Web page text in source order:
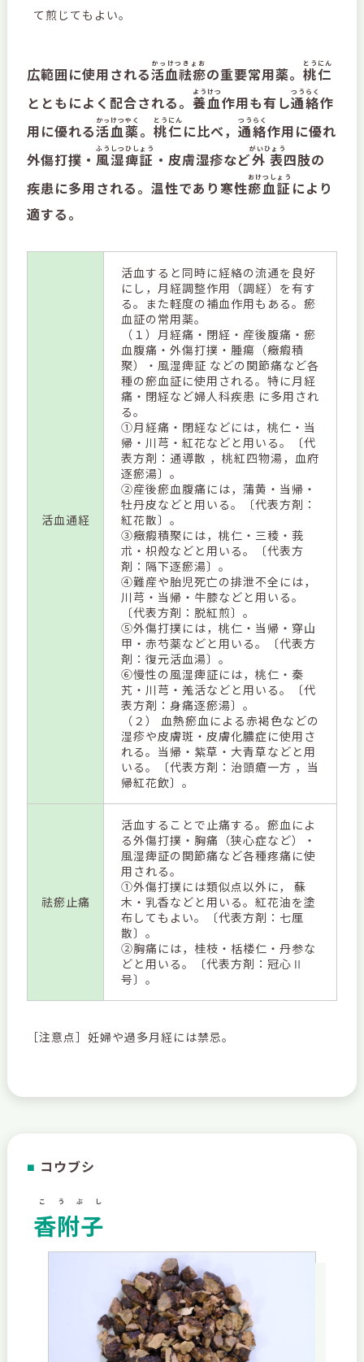
て煎じてもよい。
広範囲に使用される活血祛瘀
かっけつきょお
の重要常用薬。 桃仁
とうにん
とともによく配合される。 養血
ようけつ
作用も有し通絡
つうらく
作
用に優れる活血薬
かっけつやく
。 桃仁
とうにん
に比べ， 通絡
つうらく
作用に優れ
外傷打撲・ 風湿痺証
ふうしつひしょう
・皮膚湿疹など外表
がいひょう
四肢の
疾患に多用される。温性であり寒性瘀血証
おけつしょう
により
適する。
活血通経
活血すると同時に経絡の流通を良好
にし，月経調整作用（調経）を有す
る。また軽度の補血作用もある。瘀
血証の常用薬。
（１）月経痛・閉経・産後腹痛・瘀
血腹痛・外傷打撲・腫瘍（癥瘕積
聚）・風湿痺証 などの関節痛など各
種の瘀血証に使用される。特に月経
痛・閉経など婦人科疾患 に多用され
る。
①月経痛・閉経などには，桃仁・当
帰・川芎・紅花などと用いる。〔代
表方剤：通導散 ，桃紅四物湯，血府
逐瘀湯〕。
②産後瘀血腹痛には，蒲黄・当帰・
牡丹皮などと用いる。〔代表方剤：
紅花散〕。
③癥瘕積聚には，桃仁・三稜・莪
朮・枳殻などと用いる。〔代表方
剤：隔下逐瘀湯〕。
④難産や胎児死亡の排泄不全には，
川芎・当帰・牛膝などと用いる。
〔代表方剤：脱紅煎〕。
⑤外傷打撲には，桃仁・当帰・穿山
甲・赤芍薬などと用いる。〔代表方
剤：復元活血湯〕。
⑥慢性の風湿痺証には，桃仁・秦
艽・川芎・羗活などと用いる。〔代
表方剤：身痛逐瘀湯〕。
（２） 血熱瘀血による赤褐色などの
湿疹や皮膚斑・皮膚化膿症に使用さ
れる。当帰・紫草・大青草などと用
いる。〔代表方剤：治頭瘡一方 ，当
帰紅花飲〕。
祛瘀止痛
活血することで止痛する。瘀血によ
る外傷打撲・胸痛（狭心症など）・
風湿痺証の関節痛など各種疼痛に使
用される。
①外傷打撲には類似点以外に， 蘇
木・乳香などと用いる。紅花油を塗
布してもよい。〔代表方剤：七厘
散〕。
②胸痛には，桂枝・栝楼仁・丹参な
どと用いる。〔代表方剤：冠心Ⅱ
号〕。
［注意点］妊婦や過多月経には禁忌。
■ コウブシ
香附子
こうぶし